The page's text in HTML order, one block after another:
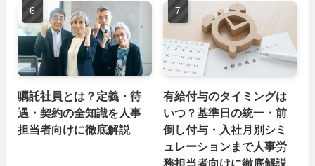
嘱託社員とは？定義・待
遇・契約の全知識を人事
担当者向けに徹底解説
有給付与のタイミングは
いつ？基準日の統一・前
倒し付与・入社月別シミ
ュレーションまで人事労
務担当者向けに徹底解説